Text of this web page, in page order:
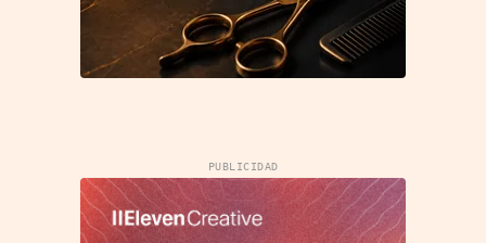
PUBLICIDAD